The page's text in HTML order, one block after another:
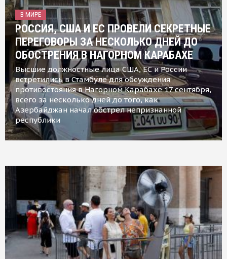
В МИРЕ
РОССИЯ, США И ЕС ПРОВЕЛИ СЕКРЕТНЫЕ
ПЕРЕГОВОРЫ ЗА НЕСКОЛЬКО ДНЕЙ ДО
ОБОСТРЕНИЯ В НАГОРНОМ КАРАБАХЕ
Высшие должностные лица США, ЕС и России
встретились в Стамбуле для обсуждения
противостояния в Нагорном Карабахе 17 сентября,
всего за несколько дней до того, как
Азербайджан начал обстрел непризнанной
республики